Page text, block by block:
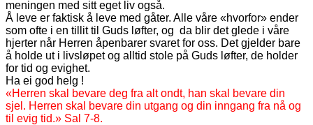
meningen med sitt eget liv også.
Å leve er faktisk å leve med gåter. Alle våre «hvorfor» ender
som ofte i en tillit til Guds løfter, og da blir det glede i våre
hjerter når Herren åpenbarer svaret for oss. Det gjelder bare
å holde ut i livsløpet og alltid stole på Guds løfter, de holder
for tid og evighet.
Ha ei god helg !
«Herren skal bevare deg fra alt ondt, han skal bevare din
sjel. Herren skal bevare din utgang og din inngang fra nå og
til evig tid.» Sal 7-8.